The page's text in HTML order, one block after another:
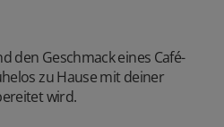
den Geschmack eines Café-
zu Hause mit deiner
wird.